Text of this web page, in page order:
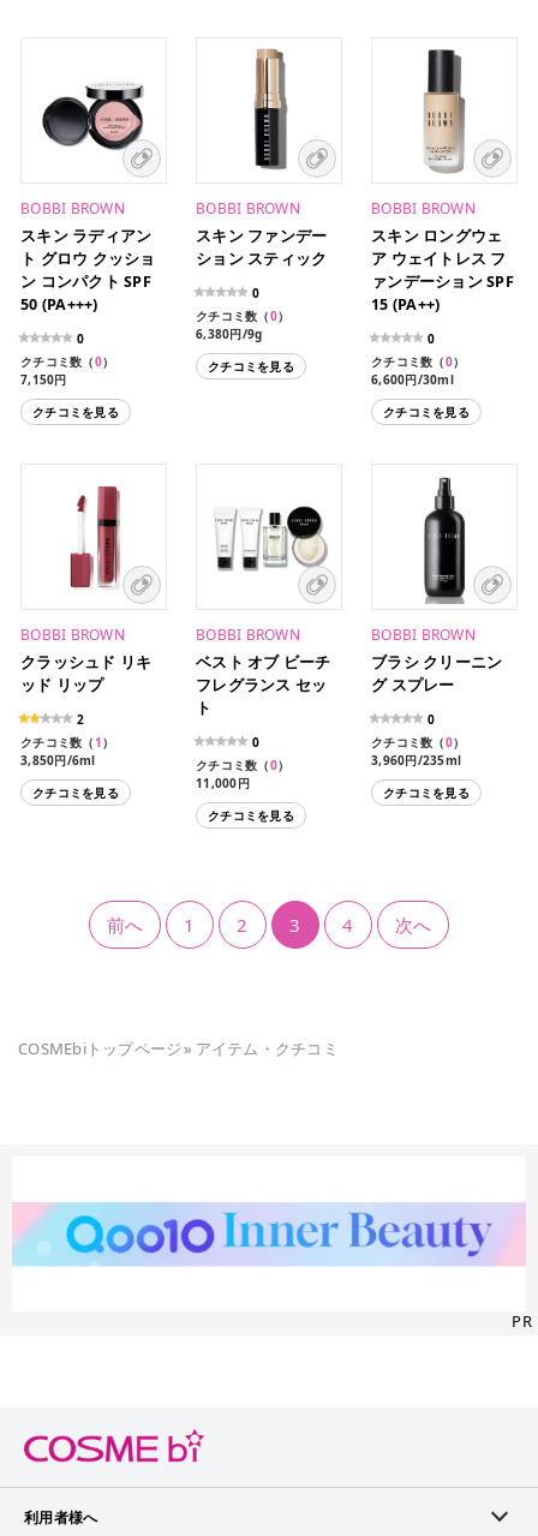
BOBBI BROWN
スキン ラディアン
ト グロウ クッショ
ン コンパクト SPF
50 (PA+++)
0
クチコミ数（0）
7,150円
5,500円/13g（レフィ
ル）クチコミを見る
BOBBI BROWN
スキン ファンデー
ション スティック
0
クチコミ数（0）
6,380円/9g
クチコミを見る
BOBBI BROWN
スキン ロングウェ
ア ウェイトレス フ
ァンデーション SPF
15 (PA++)
0
クチコミ数（0）
6,600円/30ml
クチコミを見る
BOBBI BROWN
クラッシュド リキ
ッド リップ
2
クチコミ数（1 ）
3,850円/6ml
クチコミを見る
BOBBI BROWN
ベスト オブ ビーチ
フレグランス セッ
ト
0
クチコミ数（0）
11,000円
クチコミを見る
BOBBI BROWN
ブラシ クリーニン
グ スプレー
0
クチコミ数（0）
3,960円/235ml
クチコミを見る
前へ 1 2 3 4 次へ
COSMEbiトップページ» アイテム・クチコミ
PR
利用者様へ